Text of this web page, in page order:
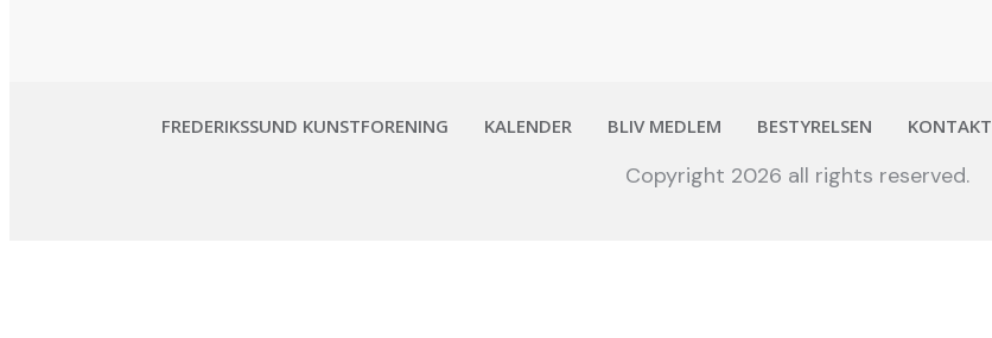
FREDERIKSSUND KUNSTFORENING KALENDER BLIV MEDLEM BESTYRELSEN KONTAKT
Copyright 2026 all rights reserved.